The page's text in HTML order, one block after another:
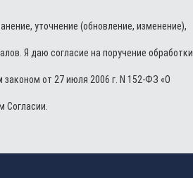
уточнение (обновление, изменение),
Я даю согласие на поручение обработки
от 27 июля 2006 г. N 152-ФЗ «О
Согласии.